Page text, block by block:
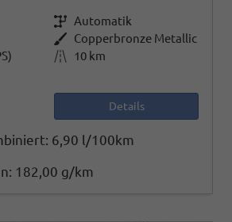
Getriebe Automatik
Außenfarbe Copperbronze Metallic
Kilometerstand
10 km
Details
6,90 l/100km
182,00 g/km